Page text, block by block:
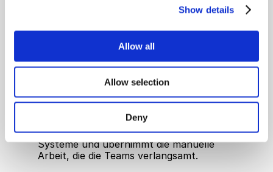
Show details
Allow all
Allow selection
Deny
Vinny ist der KI-Teamkollege für
Immobilienoperationen, der den
voranzukommen und intelligenter in
jedem Gebäude zu arbeiten, das sie
ermächtigen – nicht um sie zu ersetzen –
lernt Vinny Ihre Prozesse, verbindet Ihre
Systeme und übernimmt die manuelle
Arbeit, die die Teams verlangsamt.